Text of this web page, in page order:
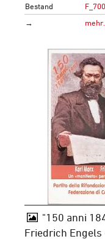
Bestand
→
mehr…
"150 anni
Friedrich